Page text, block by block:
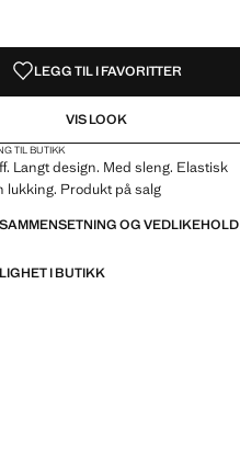
LEGG TIL I FAVORITTER
VIS LOOK
TIL BUTIKK
Langt design. Med sleng. Elastisk
lukking. Produkt på salg
OG VEDLIKEHOLD
I BUTIKK